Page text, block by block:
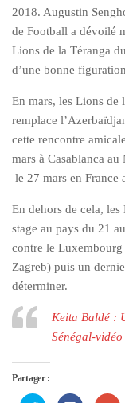
2018. Augustin
de Football a dévoilé
Lions de la Téranga
d’une bonne
En mars, les Lions de
remplace
cette rencontre
mars à Casablanca
le 27 mars en France
En dehors de cela,
stage au pays du 21
contre le
Zagreb) puis un
déterminer.
Keita Baldé :
Sénégal-vidéo
Partager :